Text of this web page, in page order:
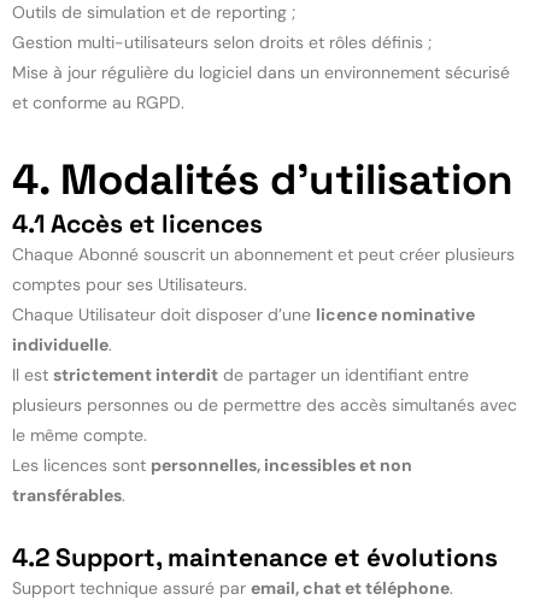
Outils de simulation et de reporting ;
Gestion multi-utilisateurs selon droits et rôles définis ;
Mise à jour régulière du logiciel dans un environnement sécurisé
et conforme au RGPD.
4. Modalités d’utilisation
4.1 Accès et licences
Chaque Abonné souscrit un abonnement et peut créer plusieurs
comptes pour ses Utilisateurs.
Chaque Utilisateur doit disposer d’une licence nominative
individuelle.
Il est strictement interdit de partager un identifiant entre
plusieurs personnes ou de permettre des accès simultanés avec
le même compte.
Les licences sont personnelles, incessibles et non
transférables.
4.2 Support, maintenance et évolutions
Support technique assuré par email, chat et téléphone.